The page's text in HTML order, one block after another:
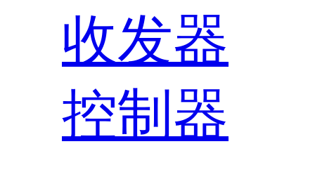
收发器
控制器